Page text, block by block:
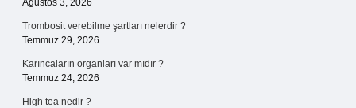
Ağustos 3, 2026
Trombosit verebilme şartları nelerdir ?
Temmuz 29, 2026
Karıncaların organları var mıdır ?
Temmuz 24, 2026
High tea nedir ?